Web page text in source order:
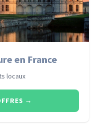
en France
locaux
→